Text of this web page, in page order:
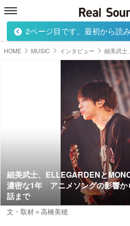
HOME MUSIC MOVIE
HOME MUSIC インタビュー 細美武士
細美武士、ELLEGARDENと
濃密な1年 アニメソングの影響か
話まで
文・取材＝高橋美穂
2ページ目です。最初から読